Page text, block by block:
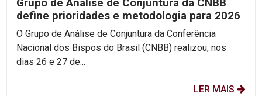
define prioridades e metodologia para 2026
O Grupo de Análise de Conjuntura da Conferência
Nacional dos Bispos do Brasil (CNBB) realizou, nos
dias 26 e 27 de...
LER MAIS